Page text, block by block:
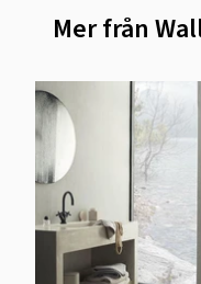
Mer från